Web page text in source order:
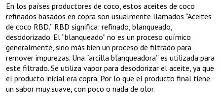
En los países productores de coco, estos aceites de coco
refinados basados en copra son usualmente llamados “Aceites
de coco RBD.” RBD significa: refinado, blanqueado,
desodorizado. El “blanqueado” no es un proceso químico
generalmente, sino más bien un proceso de filtrado para
remover impurezas. Una “arcilla blanqueadora” es utilizada para
este filtrado. Se utiliza vapor para desodorizar el aceite, ya que
el producto inicial era copra. Por lo que el producto final tiene
un sabor muy suave, con poco o nada de olor.